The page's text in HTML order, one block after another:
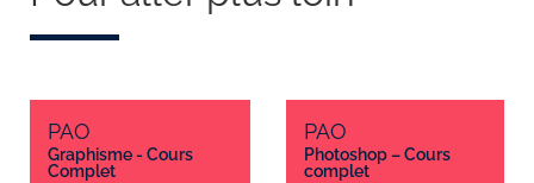
PAO
Graphisme - Cours
Complet
PAO
Photoshop – Cours
complet